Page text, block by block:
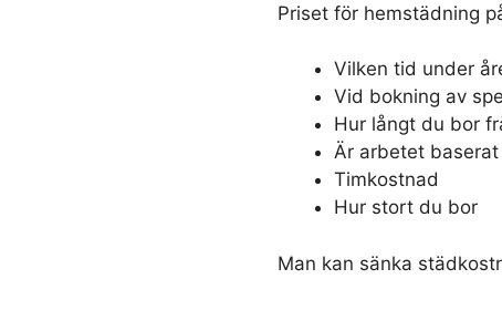
Priset för hemstädning
Vilken tid under
Vid bokning av
Hur långt du bor
Är arbetet
Timkostnad
Hur stort du bor
Man kan sänka